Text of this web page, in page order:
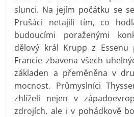
slunci. Na jejím počátku se
Prušáci netajili tím, co
budoucími poraženými
dělový král Krupp z Essenu
Francie zbavena všech
základen a přeměněna v
mocnost. Průmyslníci
zhlíželi nejen v
zdrojích, ale i v pohádkově